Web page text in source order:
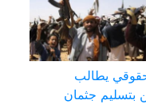
يطالب
بتسليم جثمان